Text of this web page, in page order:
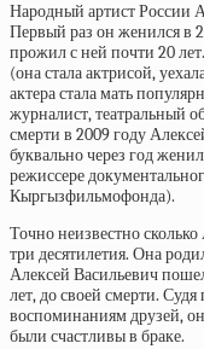
Народный артист России
Первый раз он женился в
прожил с ней почти 20
(она стала актрисой,
актера стала мать
журналист, театральный
смерти в 2009 году
буквально через год
режиссере
Кыргызфильмофонда).
Точно неизвестно
три десятилетия. Она
Алексей Васильевич
лет, до своей смерти.
воспоминаниям друзей,
были счастливы в браке.